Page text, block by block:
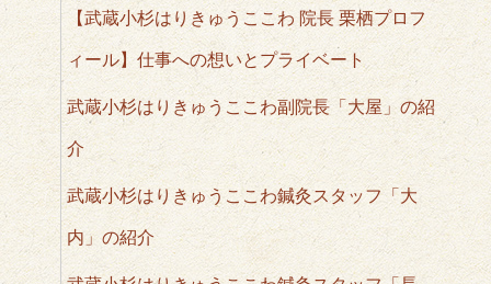
【武蔵小杉はりきゅうここわ 院長 栗栖プロフ
ィール】仕事への想いとプライベート
武蔵小杉はりきゅうここわ副院長「大屋」の紹
介
武蔵小杉はりきゅうここわ鍼灸スタッフ「大
内」の紹介